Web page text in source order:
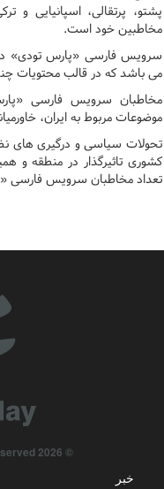
پشتو، پرتقالی، اسپانیایی و
مخاطبین خود است.
سرویس فارسی «پارس تودی»
می باشد که در قالب محتویات
مخاطبان سرویس فارسی
موضوعات مربوط به ایران،
تحولات سیاسی و درگیری های
کشوری تاثیرگذار در منطقه و
تعداد مخاطبان سرویس فارسی
© 2026 PARS TODAY. All Rights Reserved.
خبر